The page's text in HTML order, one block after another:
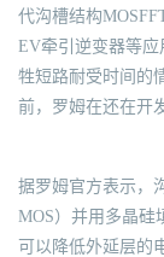
代沟槽结构
EV牵引逆变器等
牲短路耐受时间的
前，罗姆在还在开
据罗姆官方表示，
MOS）并用多晶硅
可以降低外延层的